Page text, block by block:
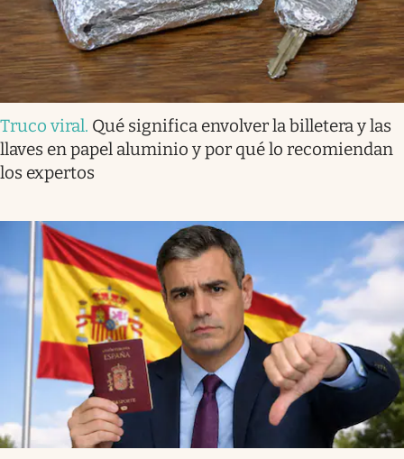
Truco viral. Qué significa envolver la billetera y las
llaves en papel aluminio y por qué lo recomiendan
los expertos